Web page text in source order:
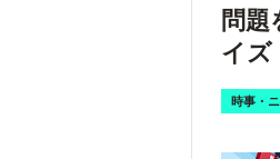
問題
イズ
時事・